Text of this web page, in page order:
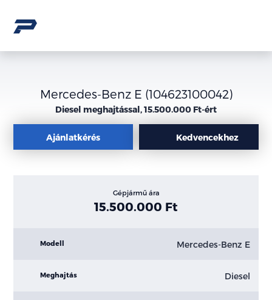
Mercedes-Benz E (104623100042)
Diesel meghajtással, 15.500.000 Ft-ért
Ajánlatkérés Kedvencekhez
Gépjármű ára
15.500.000 Ft
Modell Mercedes-Benz E
Meghajtás Diesel